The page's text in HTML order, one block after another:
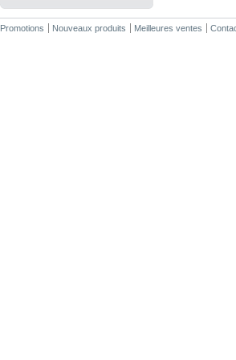
Promotions Nouveaux produits Meilleures ventes